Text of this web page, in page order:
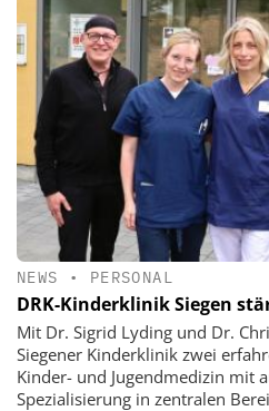
NEWS • PERSONAL
DRK-Kinderklinik Siegen
Mit Dr. Sigrid Lyding und Dr.
Siegener Kinderklinik zwei
Kinder- und Jugendmedizin mit
Spezialisierung in zentralen